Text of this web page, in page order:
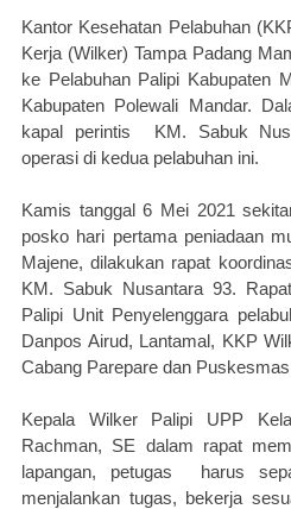
Kantor Kesehatan Pelabuhan
Kerja (Wilker) Tampa Padang
ke Pelabuhan Palipi Kabupaten
Kabupaten Polewali Mandar.
kapal perintis
KM. Sabuk
operasi di kedua pelabuhan ini.
Kamis tanggal 6 Mei 2021
posko hari pertama peniadaan
Majene, dilakukan rapat
KM. Sabuk Nusantara 93.
Palipi Unit Penyelenggara
Danpos Airud, Lantamal, KKP
Cabang Parepare dan Puskesmas
Kepala Wilker Palipi UPP
Rachman, SE dalam rapat
lapangan, petugas
harus
menjalankan tugas, bekerja